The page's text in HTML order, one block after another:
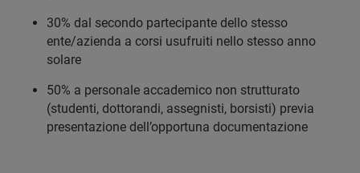
30% dal secondo partecipante dello stesso
ente/azienda a corsi usufruiti nello stesso anno
solare
50% a personale accademico non strutturato
(studenti, dottorandi, assegnisti, borsisti) previa
presentazione dell’opportuna documentazione